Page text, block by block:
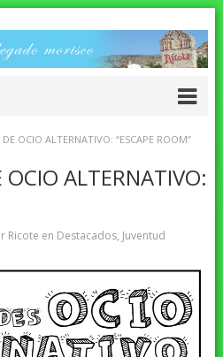
OCIO ALTERNATIVO: “ESCAPE ROOM”
OCIO ALTERNATIVO:
Ricote en Destacados, Juventud